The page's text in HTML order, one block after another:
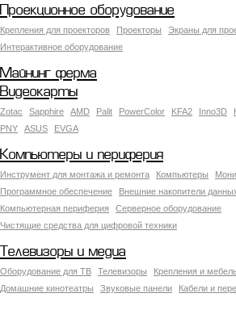
Проекционное оборудование
Крепления для проекторов Проекторы
Экраны для
Интерактивное оборудование
Майнинг ферма
Видеокарты
Zotac Sapphire AMD Palit PowerColor KFA2 Inno3D
PNY
ASUS EVGA
Компьютеры и периферия
Инструмент для монтажа и ремонта Компьютеры
Программное обеспечение
Внешние накопители
Компьютерная периферия
Серверное оборудование
Чистящие средства для цифровой техники
Телевизоры и медиа
Оборудование для ТВ Телевизоры Крепления и
Домашние кинотеатры
Звуковые панели Кабели и